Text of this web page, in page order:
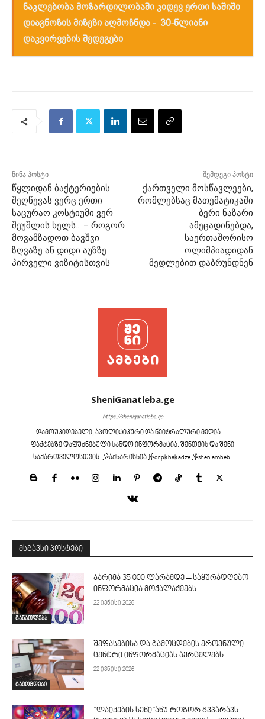
ნაკლებობა მოზარდილობაში კიდევ ერთი საშიში
დიაგნოზის მიზეზი აღმოჩნდა - 30-წლიანი
დაკვირვების შედეგები
წინა პოსტი
წყლიდან ბაქტერიების
შეღწევას ვერც ერთი
საცურაო კოსტიუმი ვერ
შეუშლის ხელს… – როგორ
მოვამზადოთ ბავშვი
ზღვაზე ან დიდი აუზზე
პირველი ვიზიტისთვის
შემდეგი პოსტი
ქართველი მოსწავლეები,
რომლებსაც მათემატიკაში
ბერი ნაზარი
ამეცადინებდა,
საერთაშორისო
ოლიმპიადიდან
მედლებით დაბრუნდნენ
SheniGanatleba.ge
https://sheniganatleba.ge
დამოუკიდებელი, აპოლიტიკური და ნეიტრალური მედია —
ფაქტებზე დაფუძნებული სანდო ინფორმაცია. შენთვის და შენი
საქართველოსთვის. #აქხარისხია #drpkhakadze #sheniambebi
მსგავსი პოსტები
განათლება
ჯარიმა 35 000 ლარამდე – საყურადღებო
ინფორმაცია მოქალაქეებს
22 ივნისი 2026
გამოცდები
შეფასებისა და გამოცდების ეროვნული
ცენტრი ინფორმაციას ავრცელებს
22 ივნისი 2026
“ლაიქების სენი”ანუ როგორ გვპარავს